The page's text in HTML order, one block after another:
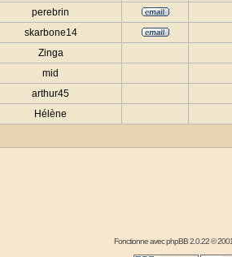
perebrin
skarbone14
Zinga
mid
arthur45
Hélène
Fonctionne avecphpBB2.0.22 ©